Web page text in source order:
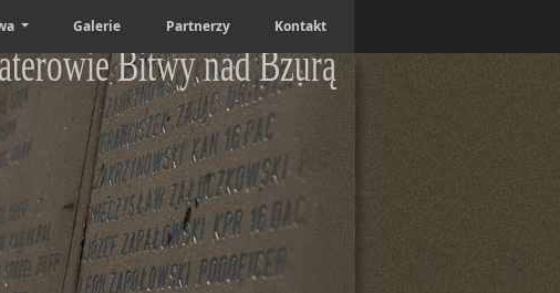
Galerie Partnerzy Kontakt
Bitwy nad Bzurą